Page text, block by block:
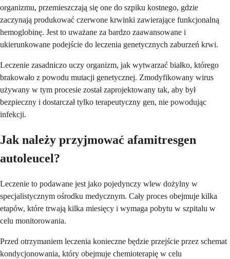
organizmu, przemieszczają się one do szpiku kostnego, gdzie
zaczynają produkować czerwone krwinki zawierające funkcjonalną
hemoglobinę. Jest to uważane za bardzo zaawansowane i
ukierunkowane podejście do leczenia genetycznych zaburzeń krwi.
Leczenie zasadniczo uczy organizm, jak wytwarzać białko, którego
brakowało z powodu mutacji genetycznej. Zmodyfikowany wirus
używany w tym procesie został zaprojektowany tak, aby był
bezpieczny i dostarczał tylko terapeutyczny gen, nie powodując
infekcji.
Jak należy przyjmować afamitresgen
autoleucel?
Leczenie to podawane jest jako pojedynczy wlew dożylny w
specjalistycznym ośrodku medycznym. Cały proces obejmuje kilka
etapów, które trwają kilka miesięcy i wymaga pobytu w szpitalu w
celu monitorowania.
Przed otrzymaniem leczenia konieczne będzie przejście przez schemat
kondycjonowania, który obejmuje chemioterapię w celu